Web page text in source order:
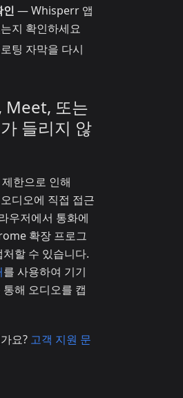
인 — Whisperr 앱
지 확인하세요
팅 자막을 다시
Meet, 또는
들리지 않
한으로 인해
디오에 직접 접근
우저에서 통화에
확장 프로그
할 수 있습니다.
를 사용하여 기기
해 오디오를 캡
요? 고객 지원 문